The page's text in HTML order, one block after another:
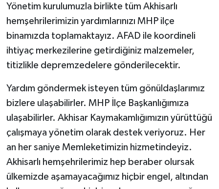
Yönetim kurulumuzla birlikte tüm Akhisarlı
hemşehrilerimizin yardımlarınızı MHP ilçe
binamızda toplamaktayız. AFAD ile koordineli
ihtiyaç merkezilerine getirdiğiniz malzemeler,
titizlikle depremzedelere gönderilecektir.
Yardım göndermek isteyen tüm gönüldaşlarımız
bizlere ulaşabilirler. MHP İlçe Başkanlığımıza
ulaşabilirler. Akhisar Kaymakamlığımızın yürüttüğü
çalışmaya yönetim olarak destek veriyoruz. Her
an her saniye Memleketimizin hizmetindeyiz.
Akhisarlı hemşehrilerimiz hep beraber olursak
ülkemizde aşamayacağımız hiçbir engel, altından